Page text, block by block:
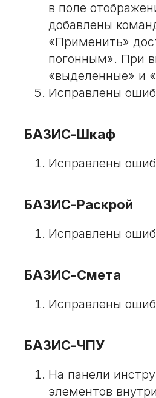
в поле
добавлены
«Применить»
погонным». При
«выделенные» и
Исправлены
БАЗИС-Шкаф
Исправлены
БАЗИС-Раскрой
Исправлены
БАЗИС-Смета
Исправлены
БАЗИС-ЧПУ
На панели
элементов